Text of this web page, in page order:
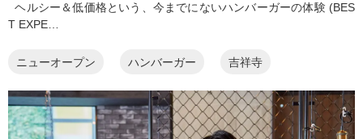
ヘルシー＆低価格という、今までにないハンバーガーの体験 (BES
T EXPE…
ニューオープン ハンバーガー 吉祥寺